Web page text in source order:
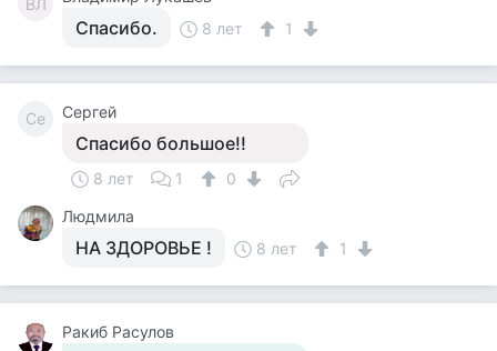
ВЛ
Спасибо. 8 лет 1
Се Сергей
Спасибо большое!!
8 лет 1
0
Людмила
НА ЗДОРОВЬЕ ! 8 лет 1
Ракиб Расулов